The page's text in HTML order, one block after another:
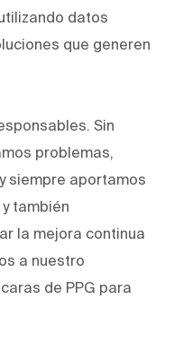
datos
que generen
Sin
problemas,
siempre aportamos
también
la mejora continua
a nuestro
de PPG para